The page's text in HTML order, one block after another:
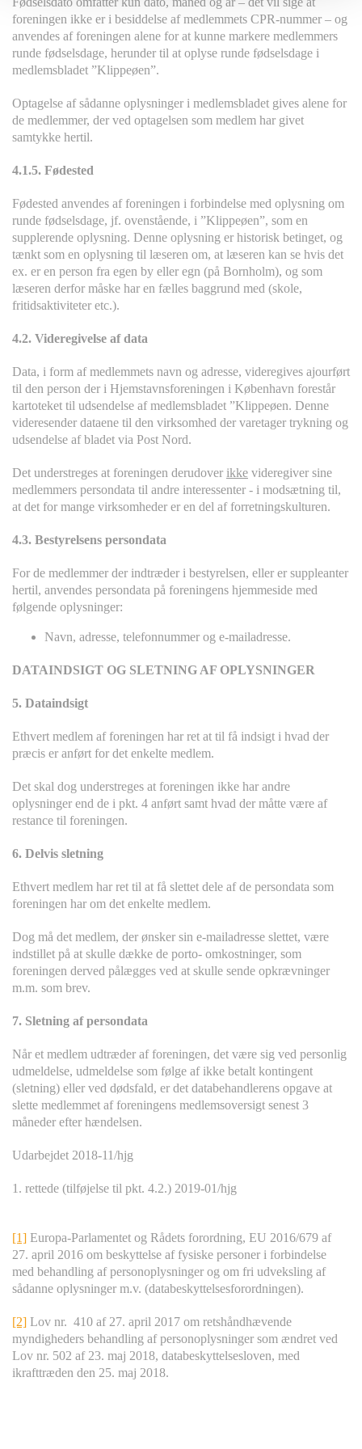
foreningen ikke er i besiddelse af medlemmets CPR-nummer – og
anvendes af foreningen alene for at kunne markere medlemmers
runde fødselsdage, herunder til at oplyse runde fødselsdage i
medlemsbladet ”Klippeøen”.
Optagelse af sådanne oplysninger i medlemsbladet gives alene for
de medlemmer, der ved optagelsen som medlem har givet
samtykke hertil.
4.1.5. Fødested
Fødested anvendes af foreningen i forbindelse med oplysning om
runde fødselsdage, jf. ovenstående, i ”Klippeøen”, som en
supplerende oplysning. Denne oplysning er historisk betinget, og
tænkt som en oplysning til læseren om, at læseren kan se hvis det
ex. er en person fra egen by eller egn (på Bornholm), og som
læseren derfor måske har en fælles baggrund med (skole,
fritidsaktiviteter etc.).
4.2. Videregivelse af data
Data, i form af medlemmets navn og adresse, videregives ajourført
til den person der i Hjemstavnsforeningen i København forestår
kartoteket til udsendelse af medlemsbladet ”Klippeøen. Denne
videresender dataene til den virksomhed der varetager trykning og
udsendelse af bladet via Post Nord.
Det understreges at foreningen derudover ikke videregiver sine
medlemmers persondata til andre interessenter - i modsætning til,
at det for mange virksomheder er en del af forretningskulturen.
4.3. Bestyrelsens persondata
For de medlemmer der indtræder i bestyrelsen, eller er suppleanter
hertil, anvendes persondata på foreningens hjemmeside med
følgende oplysninger:
Navn, adresse, telefonnummer og e-mailadresse.
DATAINDSIGT OG SLETNING AF OPLYSNINGER
5. Dataindsigt
Ethvert medlem af foreningen har ret at til få indsigt i hvad der
præcis er anført for det enkelte medlem.
Det skal dog understreges at foreningen ikke har andre
oplysninger end de i pkt. 4 anført samt hvad der måtte være af
restance til foreningen.
6. Delvis sletning
Ethvert medlem har ret til at få slettet dele af de persondata som
foreningen har om det enkelte medlem.
Dog må det medlem, der ønsker sin e-mailadresse slettet, være
indstillet på at skulle dække de porto- omkostninger, som
foreningen derved pålægges ved at skulle sende opkrævninger
m.m. som brev.
7. Sletning af persondata
Når et medlem udtræder af foreningen, det være sig ved personlig
udmeldelse, udmeldelse som følge af ikke betalt kontingent
(sletning) eller ved dødsfald, er det databehandlerens opgave at
slette medlemmet af foreningens medlemsoversigt senest 3
måneder efter hændelsen.
Udarbejdet 2018-11/hjg
1. rettede (tilføjelse til pkt. 4.2.) 2019-01/hjg
[1] Europa-Parlamentet og Rådets forordning, EU 2016/679 af
27. april 2016 om beskyttelse af fysiske personer i forbindelse
med behandling af personoplysninger og om fri udveksling af
sådanne oplysninger m.v. (databeskyttelsesforordningen).
[2] Lov nr. 410 af 27. april 2017 om retshåndhævende
myndigheders behandling af personoplysninger som ændret ved
Lov nr. 502 af 23. maj 2018, databeskyttelsesloven, med
ikrafttræden den 25. maj 2018.